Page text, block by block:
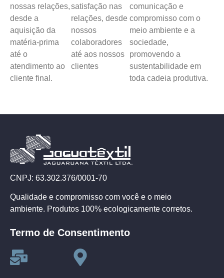
nossas relações,
desde a
aquisição da
matéria-prima
até o
atendimento ao
cliente final.
satisfação nas
relações, desde
nossos
colaboradores
até aos nossos
clientes
comunicação e
compromisso com o
meio ambiente e a
sociedade,
promovendo a
sustentabilidade em
toda cadeia produtiva.
CNPJ: 63.302.376/0001-70
Qualidade e compromisso com você e o meio
ambiente. Produtos 100% ecologicamente corretos.
Termo de Consentimento